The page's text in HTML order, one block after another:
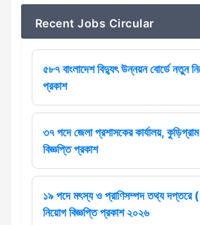
Recent Jobs Circular
৫৮৭ বাংলাদেশ বিদ্যুৎ উন্নয়ন বোর্ডে নতুন
প্রকাশ
৩৭ পদে জেলা প্রশাসকের কার্যালয়,
বিজ্ঞপ্তি প্রকাশ
১৯ পদে মৎস্য ও প্রাণিসম্পদ তথ্য
নিয়োগ বিজ্ঞপ্তি প্রকাশ ২০২৬